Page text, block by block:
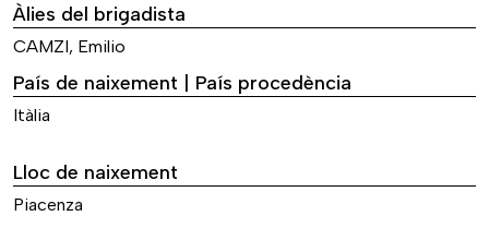
Àlies del brigadista
CAMZI, Emilio
País de naixement | País procedència
Itàlia
Lloc de naixement
Piacenza